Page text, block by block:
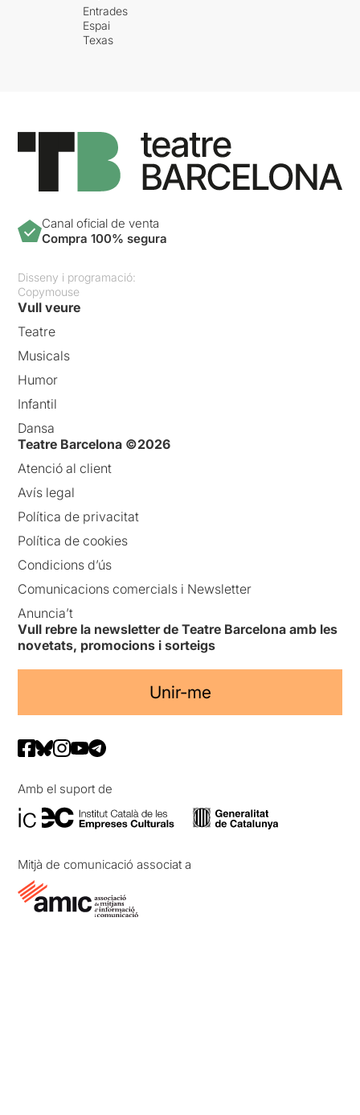
Entrades
Espai
Texas
Canal oficial de venta
Compra 100% segura
Disseny i programació:
Copymouse
Vull veure
Teatre
Musicals
Humor
Infantil
Dansa
Teatre Barcelona ©2026
Atenció al client
Avís legal
Política de privacitat
Política de cookies
Condicions d’ús
Comunicacions comercials i Newsletter
Anuncia’t
Vull rebre la newsletter de Teatre Barcelona amb les
novetats, promocions i sorteigs
Unir-me
Amb el suport de
Mitjà de comunicació associat a